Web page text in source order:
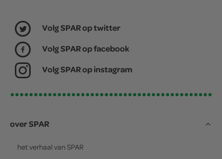
Volg SPAR op twitter
Volg SPAR op facebook
Volg SPAR op instagram
over SPAR
het verhaal van SPAR